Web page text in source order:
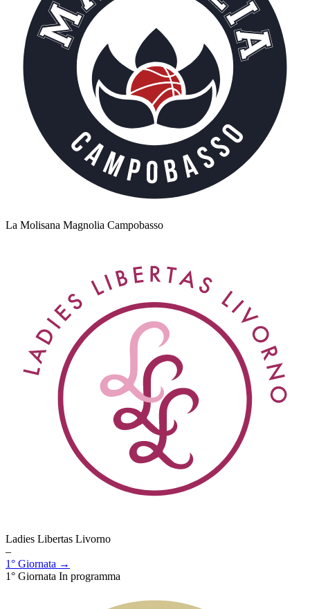
La Molisana Magnolia Campobasso
Ladies Libertas Livorno
–
1° Giornata →
1° Giornata In programma